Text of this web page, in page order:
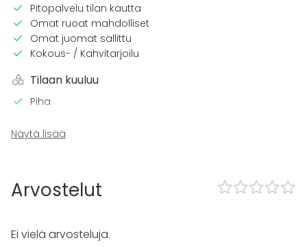
Pitopalvelu tilan kautta
Omat ruoat mahdolliset
Omat juomat sallittu
Kokous- / Kahvitarjoilu
Tilaan kuuluu
Piha
Tapahtumatyypit
Illallinen / lounas
Messut
Näytä lisää
Arvostelut
Ei vielä arvosteluja.